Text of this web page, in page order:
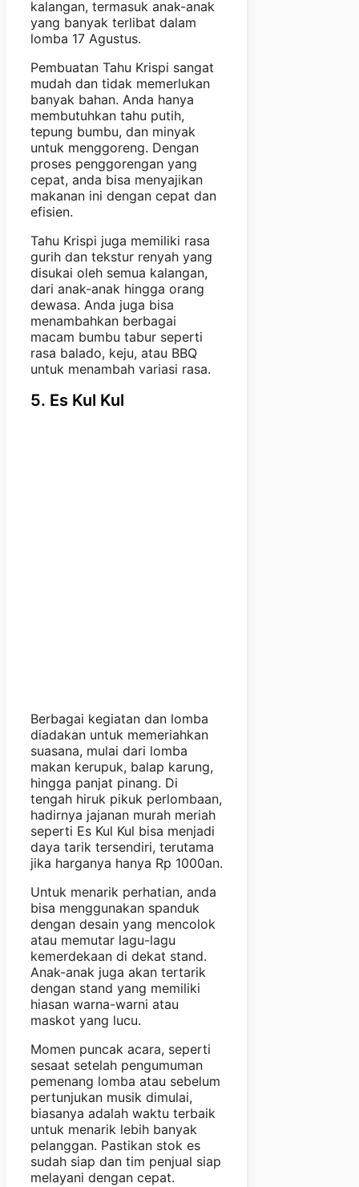
kalangan, termasuk anak-anak
yang banyak terlibat dalam
lomba 17 Agustus.
Pembuatan Tahu Krispi sangat
mudah dan tidak memerlukan
banyak bahan. Anda hanya
membutuhkan tahu putih,
tepung bumbu, dan minyak
untuk menggoreng. Dengan
proses penggorengan yang
cepat, anda bisa menyajikan
makanan ini dengan cepat dan
efisien.
Tahu Krispi juga memiliki rasa
gurih dan tekstur renyah yang
disukai oleh semua kalangan,
dari anak-anak hingga orang
dewasa. Anda juga bisa
menambahkan berbagai
macam bumbu tabur seperti
rasa balado, keju, atau BBQ
untuk menambah variasi rasa.
5. Es Kul Kul
Berbagai kegiatan dan lomba
diadakan untuk memeriahkan
suasana, mulai dari lomba
makan kerupuk, balap karung,
hingga panjat pinang. Di
tengah hiruk pikuk perlombaan,
hadirnya jajanan murah meriah
seperti Es Kul Kul bisa menjadi
daya tarik tersendiri, terutama
jika harganya hanya Rp 1000an.
Untuk menarik perhatian, anda
bisa menggunakan spanduk
dengan desain yang mencolok
atau memutar lagu-lagu
kemerdekaan di dekat stand.
Anak-anak juga akan tertarik
dengan stand yang memiliki
hiasan warna-warni atau
maskot yang lucu.
Momen puncak acara, seperti
sesaat setelah pengumuman
pemenang lomba atau sebelum
pertunjukan musik dimulai,
biasanya adalah waktu terbaik
untuk menarik lebih banyak
pelanggan. Pastikan stok es
sudah siap dan tim penjual siap
melayani dengan cepat.